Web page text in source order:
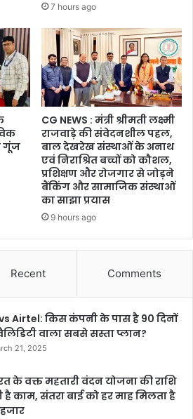
7 hours ago
गूंज
CG NEWS : मंत्री श्रीमती लक्ष्मी
राजवाड़े की संवेदनशील पहल,
बाल देखरेख संस्थाओं के अनाथ
एवं निराश्रित बच्चों को कौशल,
प्रशिक्षण और रोजगार से जोड़ने
बैंकिंग और सामाजिक संस्थाओं
का साझा प्रयास
9 hours ago
Recent Comments
Airtel: किस कंपनी के पास है 90 दिनों
वाला सबसे सस्ता प्लान?
21, 2025
के वक्त महतारी वंदन योजना की राशि
है काम, संतरा बाई को हर माह मिलता है